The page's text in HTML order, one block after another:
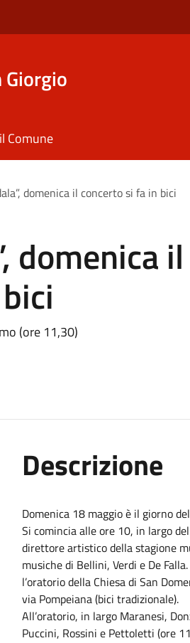
Giorgio
Comune
domenica il concerto si fa in bici
domenica il
(ore 11,30)
Descrizione
Domenica 18 maggio è il giorno
Si comincia alle ore 10, in largo
direttore artistico della stagione
musiche di Bellini, Verdi e De
l’oratorio della Chiesa di San
via Pompeiana (bici tradizionale).
All’oratorio, in largo Maranesi,
Puccini, Rossini e Pettoletti (ore